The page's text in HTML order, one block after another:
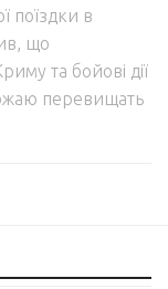
поїздки в
що
та бойові дії
перевищать